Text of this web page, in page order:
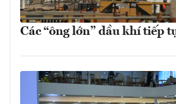
Các “ông lớn” dầu khí tiếp